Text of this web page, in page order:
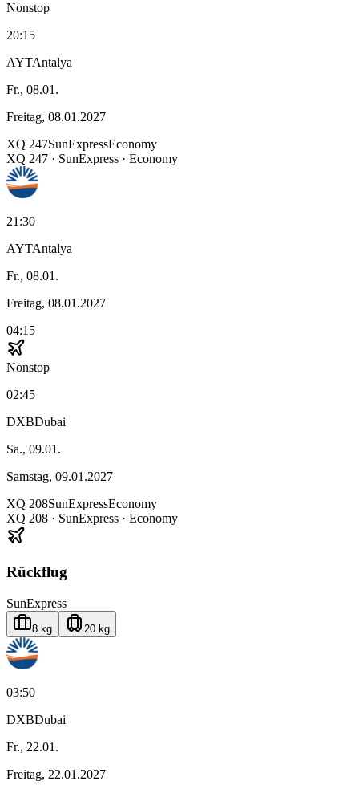
Nonstop
20:15
AYTAntalya
Fr., 08.01.
Freitag, 08.01.2027
XQ 247SunExpressEconomy
XQ 247 · SunExpress · Economy
21:30
AYTAntalya
Fr., 08.01.
Freitag, 08.01.2027
04:15
Nonstop
02:45
DXBDubai
Sa., 09.01.
Samstag, 09.01.2027
XQ 208SunExpressEconomy
XQ 208 · SunExpress · Economy
Rückflug
SunExpress
8 kg 20 kg
03:50
DXBDubai
Fr., 22.01.
Freitag, 22.01.2027